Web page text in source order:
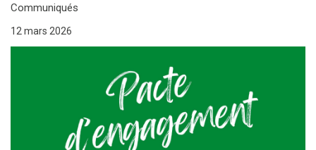
Communiqués
12 mars 2026